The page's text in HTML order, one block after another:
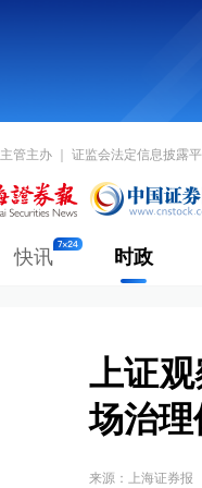
主管主办 ｜ 证监会法定信息披露
快讯 时政
上证
场治理
来源： 上海证券报